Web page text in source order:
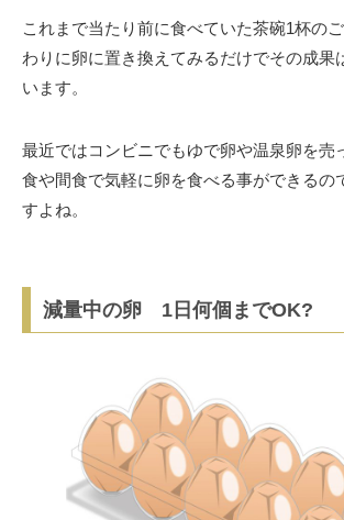
これまで当たり前に食べていた茶碗1杯の
わりに卵に置き換えてみるだけでその成果
います。
最近ではコンビニでもゆで卵や温泉卵を売
食や間食で気軽に卵を食べる事ができるの
すよね。
減量中の卵 1日何個までOK?